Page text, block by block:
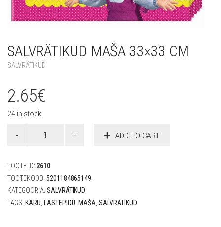
SALVRÄTIKUD MAŠA 33×33 CM
SALVRÄTIKUD
2.65€
24 in stock
Maša
quantity
ADD TO CART
TOOTE ID: 2610
TOOTEKOOD: 5201184865149.
KATEGOORIA: SALVRÄTIKUD.
TAGS: KARU, LASTEPIDU, MAŠA, SALVRÄTIKUD.